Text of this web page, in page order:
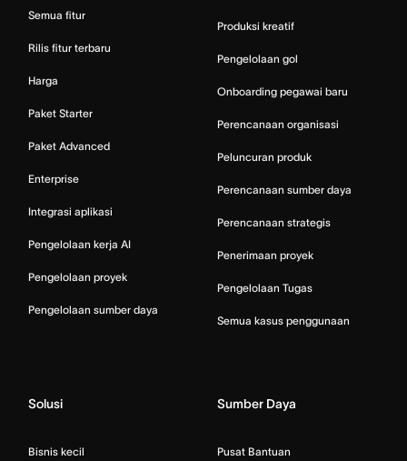
Semua fitur
Rilis fitur terbaru
Harga
Paket Starter
Paket Advanced
Enterprise
Integrasi aplikasi
Pengelolaan kerja AI
Pengelolaan proyek
Pengelolaan sumber daya
Produksi kreatif
Pengelolaan gol
Onboarding pegawai baru
Perencanaan organisasi
Peluncuran produk
Perencanaan sumber daya
Perencanaan strategis
Penerimaan proyek
Pengelolaan Tugas
Semua kasus penggunaan
Solusi
Bisnis kecil
Sumber Daya
Pusat Bantuan